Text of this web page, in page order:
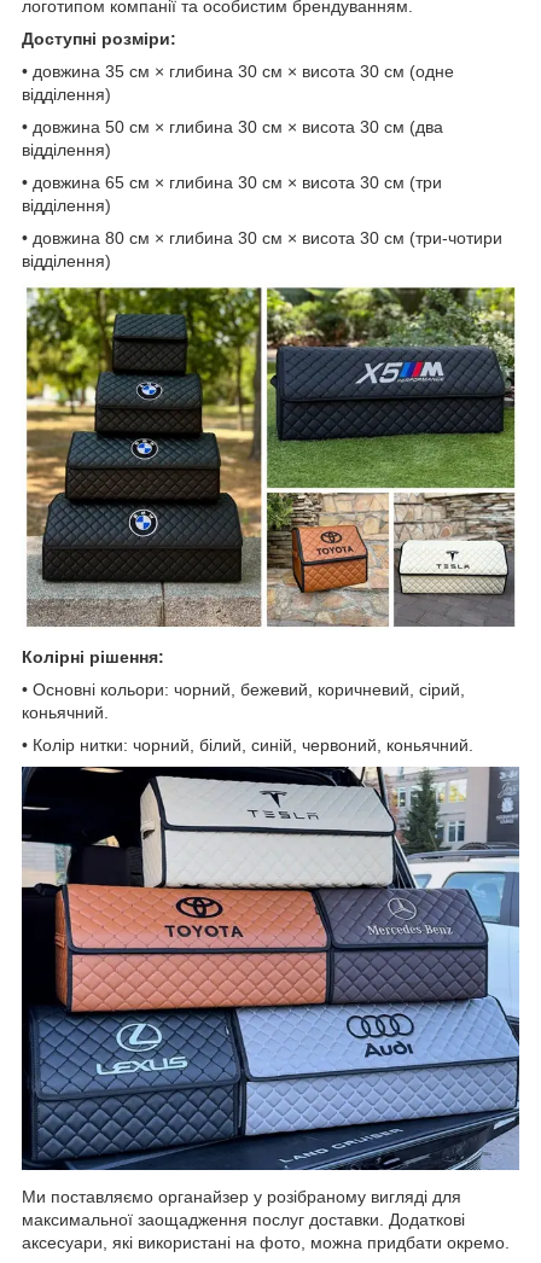
логотипом компанії та особистим брендуванням.
Доступні розміри:
• довжина 35 см × глибина 30 см × висота 30 см (одне
відділення)
• довжина 50 см × глибина 30 см × висота 30 см (два
відділення)
• довжина 65 см × глибина 30 см × висота 30 см (три
відділення)
• довжина 80 см × глибина 30 см × висота 30 см (три-чотири
відділення)
Колірні рішення:
• Основні кольори: чорний, бежевий, коричневий, сірий,
коньячний.
• Колір нитки: чорний, білий, синій, червоний, коньячний.
Ми поставляємо органайзер у розібраному вигляді для
максимальної заощадження послуг доставки. Додаткові
аксесуари, які використані на фото, можна придбати окремо.